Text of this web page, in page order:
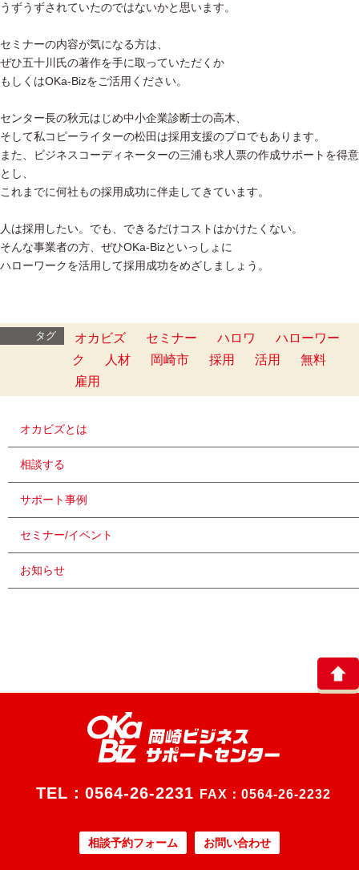
うずうずされていたのではないかと思います。
セミナーの内容が気になる方は、
ぜひ五十川氏の著作を手に取っていただくか
もしくはOKa-Bizをご活用ください。
センター長の秋元はじめ中小企業診断士の高木、
そして私コピーライターの松田は採用支援のプロでもあります。
また、ビジネスコーディネーターの三浦も求人票の作成サポートを得意
とし、
これまでに何社もの採用成功に伴走してきています。
人は採用したい。でも、できるだけコストはかけたくない。
そんな事業者の方、ぜひOKa-Bizといっしょに
ハローワークを活用して採用成功をめざしましょう。
タグ オカビズ セミナー ハロワ
ハローワー
ク
人材 岡崎市 採用 活用
無料
雇用
オカビズとは
相談する
サポート事例
セミナー/イベント
お知らせ
TEL： 0564-26-2231 FAX：0564-26-2232
相談予約フォーム お問い合わせ